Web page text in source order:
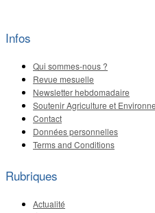
Infos
Qui sommes-nous ?
Revue mesuelle
Newsletter hebdomadaire
Soutenir Agriculture et
Contact
Données personnelles
Terms and Conditions
Rubriques
Actualité